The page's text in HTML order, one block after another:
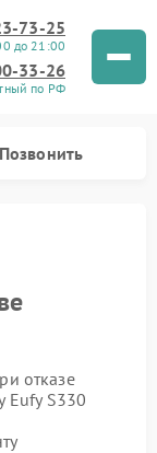
73-25
до 21:00
33-26
по РФ
Позвонить
отказе
Eufy S330